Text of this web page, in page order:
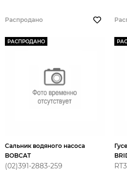
Распродано
РАСПРОДАНО
Сальник водяного насоса
BOBCAT
(02)391-2883-259